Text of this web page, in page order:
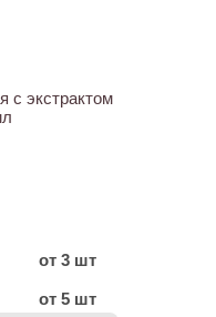
с экстрактом
от 3 шт
от 5 шт